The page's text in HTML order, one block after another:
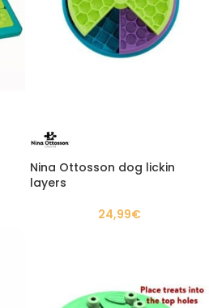
Nina Ottosson dog lickin
layers
24,99€